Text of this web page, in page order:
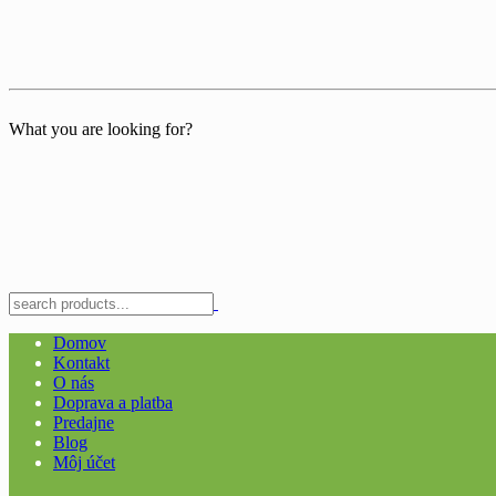
What you are looking for?
Domov
Kontakt
O nás
Doprava a platba
Predajne
Blog
Môj účet